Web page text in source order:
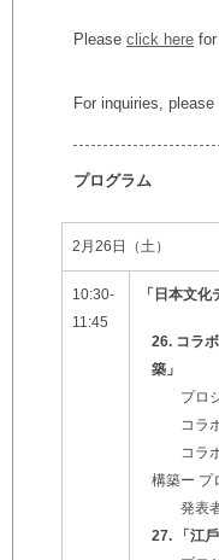
Please click here
For inquiries,
プログラム
2月26日（土）
10:30-
11:45
「⽇本⽂
26. コラ
築」
プロジ
コラボ
コラボ
構築ー プ
発表者
27. 「江